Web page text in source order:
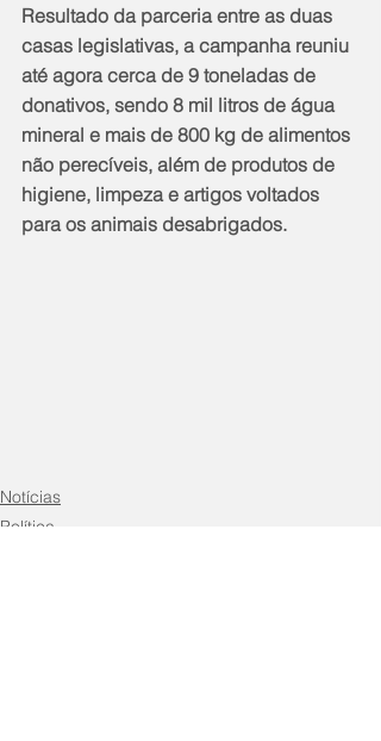
Resultado da parceria entre as duas
casas legislativas, a campanha reuniu
até agora cerca de 9 toneladas de
donativos, sendo 8 mil litros de água
mineral e mais de 800 kg de alimentos
não perecíveis, além de produtos de
higiene, limpeza e artigos voltados
para os animais desabrigados.
Notícias
Política